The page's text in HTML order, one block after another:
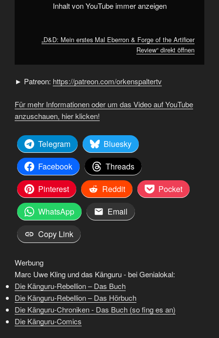
Inhalt von YouTube immer anzeigen
„D&D: Mein erstes Mal Eberron & Forge of the Artificer
Review“ direkt öffnen
► Patreon: https://patreon.com/orkenspaltertv
Für mehr Informationen oder um das Video auf YouTube
anzuschauen, hier klicken!
Telegram
Bluesky
Facebook
Threads
Pinterest
Reddit
Pocket
WhatsApp
Email
Copy Link
Werbung
Marc Uwe Kling und das Känguru - bei Genialokal:
Die Känguru-Rebellion – Das Buch
Die Känguru-Rebellion – Das Hörbuch
Die Känguru-Chroniken - Das Buch (so fing es an)
Die Känguru-Comics